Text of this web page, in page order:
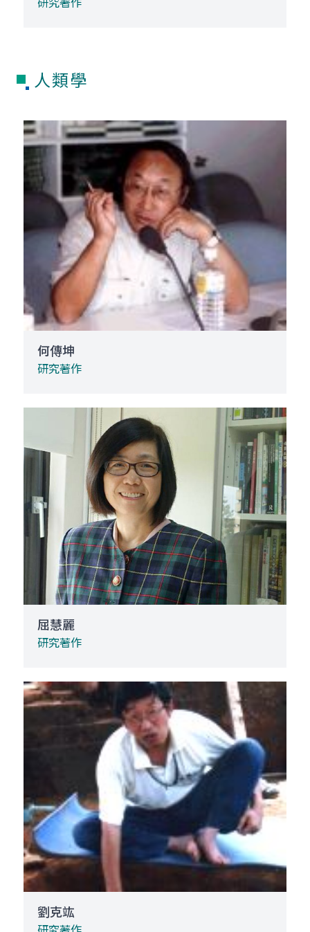
研究著作
人類學
何傳坤
研究著作
屈慧麗
研究著作
劉克竑